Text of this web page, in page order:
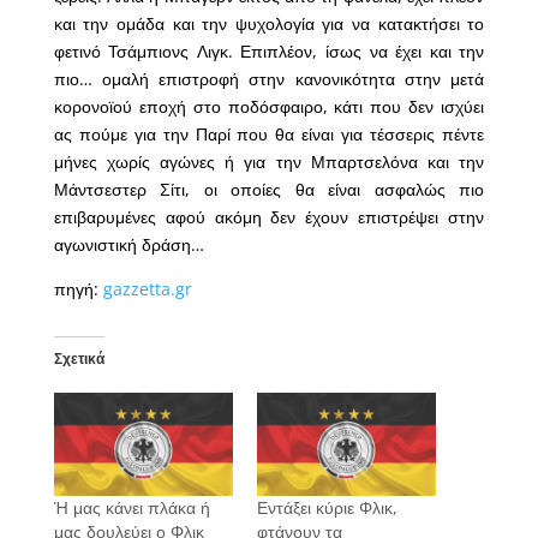
και την ομάδα και την ψυχολογία για να κατακτήσει το
φετινό Τσάμπιονς Λιγκ. Επιπλέον, ίσως να έχει και την
πιο… ομαλή επιστροφή στην κανονικότητα στην μετά
κορονοϊού εποχή στο ποδόσφαιρο, κάτι που δεν ισχύει
ας πούμε για την Παρί που θα είναι για τέσσερις πέντε
μήνες χωρίς αγώνες ή για την Μπαρτσελόνα και την
Μάντσεστερ Σίτι, οι οποίες θα είναι ασφαλώς πιο
επιβαρυμένες αφού ακόμη δεν έχουν επιστρέψει στην
αγωνιστική δράση…
πηγή: gazzetta.gr
Σχετικά
Ή μας κάνει πλάκα ή
μας δουλεύει ο Φλικ
Εντάξει κύριε Φλικ,
φτάνουν τα